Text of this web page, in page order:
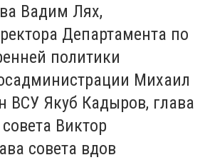
Вадим Лях,
Департамента по
политики
Михаил
ВСУ Якуб Кадыров, глава
Виктор
совета вдов